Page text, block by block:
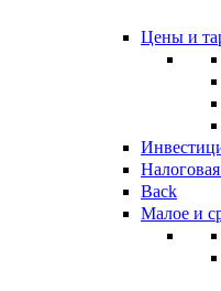
Цены и
Back
Малое и